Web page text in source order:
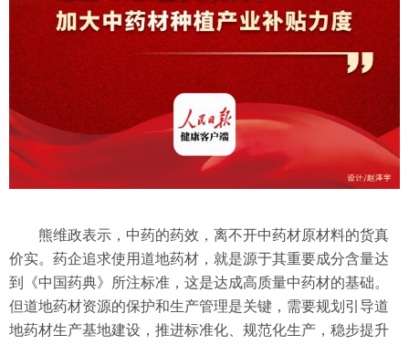
熊维政表示，中药的药效，离不开中药材原材料的货真
价实。药企追求使用道地药材，就是源于其重要成分含量达
到《中国药典》所注标准，这是达成高质量中药材的基础。
但道地药材资源的保护和生产管理是关键，需要规划引导道
地药材生产基地建设，推进标准化、规范化生产，稳步提升